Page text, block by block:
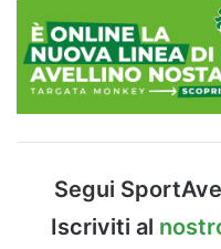
Segui
Iscriviti al